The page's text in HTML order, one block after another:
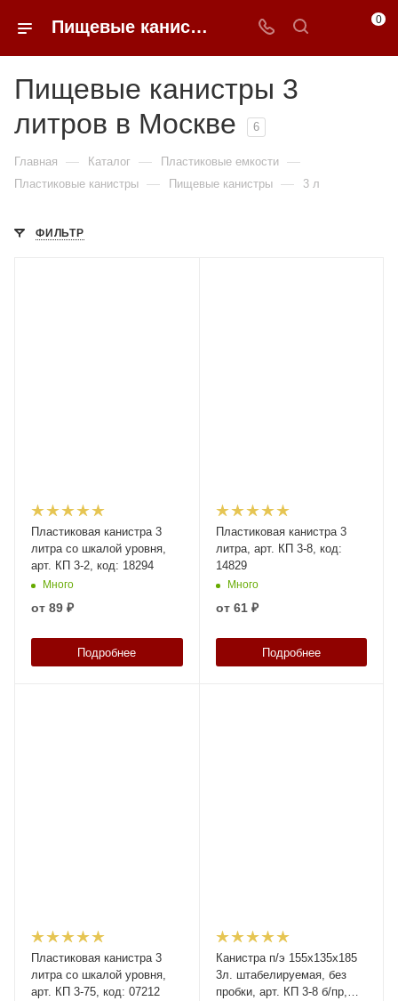
Пищевые канистры 3 литров недорого в Москве | 0FFER 0
Пищевые канистры 3
литров в Москве
6
Главная — Каталог — Пластиковые емкости —
Пластиковые канистры — Пищевые канистры — 3 л
ФИЛЬТР
Пластиковая канистра 3
литра со шкалой уровня,
арт. КП 3-2, код: 18294
Много
от 89 ₽
Подробнее
Пластиковая канистра 3
литра, арт. КП 3-8, код:
14829
Много
от 61 ₽
Подробнее
Пластиковая канистра 3
литра со шкалой уровня,
арт. КП 3-75, код: 07212
Канистра п/э 155х135х185
3л. штабелируемая, без
пробки, арт. КП 3-8 б/пр,